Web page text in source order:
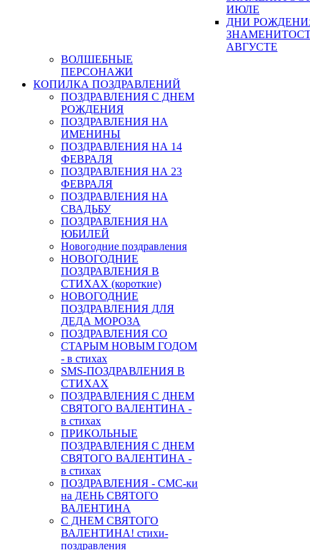
ИЮЛЕ
ДНИ
АВГУСТЕ
ВОЛШЕБНЫЕ
ПЕРСОНАЖИ
КОПИЛКА ПОЗДРАВЛЕНИЙ
ПОЗДРАВЛЕНИЯ С ДНЕМ
РОЖДЕНИЯ
ПОЗДРАВЛЕНИЯ НА
ИМЕНИНЫ
ПОЗДРАВЛЕНИЯ НА 14
ФЕВРАЛЯ
ПОЗДРАВЛЕНИЯ НА 23
ФЕВРАЛЯ
ПОЗДРАВЛЕНИЯ НА
СВАДЬБУ
ПОЗДРАВЛЕНИЯ НА
ЮБИЛЕЙ
Новогодние поздравления
НОВОГОДНИЕ
ПОЗДРАВЛЕНИЯ В
СТИХАХ (короткие)
НОВОГОДНИЕ
ПОЗДРАВЛЕНИЯ ДЛЯ
ДЕДА МОРОЗА
ПОЗДРАВЛЕНИЯ СО
СТАРЫМ НОВЫМ ГОДОМ
- в стихах
SMS-ПОЗДРАВЛЕНИЯ В
СТИХАХ
ПОЗДРАВЛЕНИЯ С ДНЕМ
СВЯТОГО ВАЛЕНТИНА -
в стихах
ПРИКОЛЬНЫЕ
ПОЗДРАВЛЕНИЯ С ДНЕМ
СВЯТОГО ВАЛЕНТИНА -
в стихах
ПОЗДРАВЛЕНИЯ - СМС-ки
на ДЕНЬ СВЯТОГО
ВАЛЕНТИНА
С ДНЕМ СВЯТОГО
ВАЛЕНТИНА! стихи-
поздравления